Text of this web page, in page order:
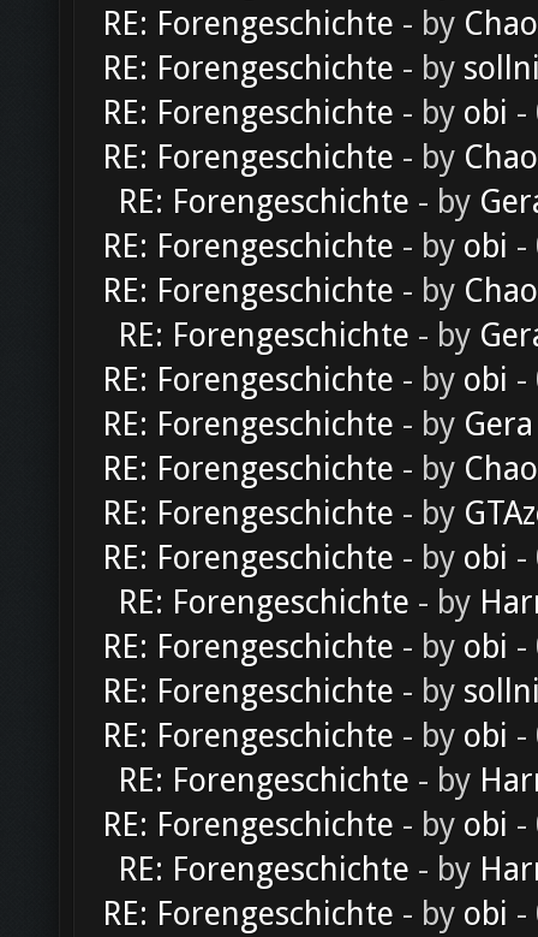
RE: Forengeschichte - by
RE: Forengeschichte - by
RE: Forengeschichte - by obi -
RE: Forengeschichte - by
RE: Forengeschichte - by
RE: Forengeschichte - by obi -
RE: Forengeschichte - by
RE: Forengeschichte - by
RE: Forengeschichte - by obi -
RE: Forengeschichte - by Gera
RE: Forengeschichte - by
RE: Forengeschichte - by
RE: Forengeschichte - by obi -
RE: Forengeschichte - by
RE: Forengeschichte - by obi -
RE: Forengeschichte - by
RE: Forengeschichte - by obi -
RE: Forengeschichte - by
RE: Forengeschichte - by obi -
RE: Forengeschichte - by
RE: Forengeschichte - by obi -